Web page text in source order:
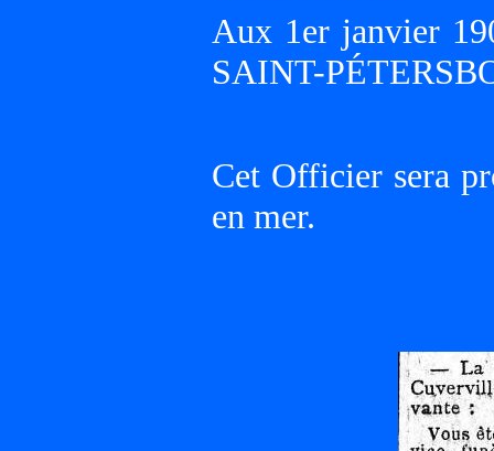
Aux 1er janvier
SAINT-
Cet Officier sera
en mer.